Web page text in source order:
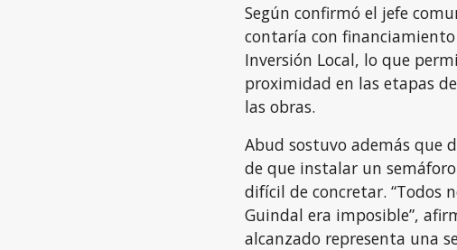
Según confirmó el jefe
contaría con
Inversión Local, lo que
proximidad en las etapas
las obras.
Abud sostuvo además que
de que instalar un
difícil de concretar. “Todos
Guindal era imposible”,
alcanzado representa una